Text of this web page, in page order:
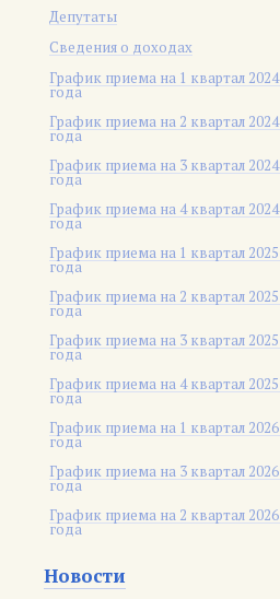
Депутаты
Сведения о доходах
График приема на 1 квартал 2024
года
График приема на 2 квартал 2024
года
График приема на 3 квартал 2024
года
График приема на 4 квартал 2024
года
График приема на 1 квартал 2025
года
График приема на 2 квартал 2025
года
График приема на 3 квартал 2025
года
График приема на 4 квартал 2025
года
График приема на 1 квартал 2026
года
График приема на 3 квартал 2026
года
График приема на 2 квартал 2026
года
Новости